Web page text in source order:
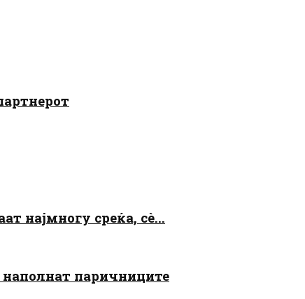
најмногу среќа, сè...
наполнат паричниците